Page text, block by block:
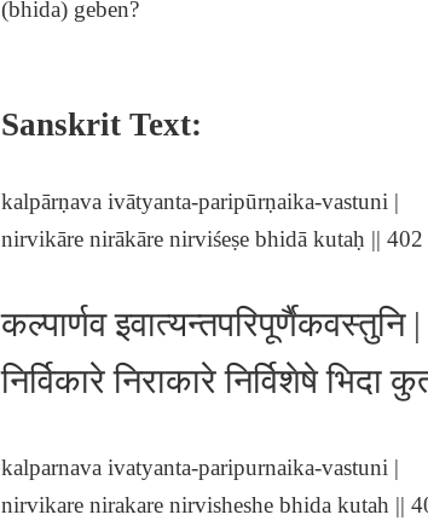
(bhida) geben?
Sanskrit Text:
kalpārṇava ivātyanta-paripūrṇaika-vastuni |
nirvikāre nirākāre nirviśeṣe bhidā kutaḥ || 402
कल्पार्णव इवात्यन्तपरिपूर्णैकवस्तुनि |
निर्विकारे निराकारे निर्विशेषे भिदा
kalparnava ivatyanta-paripurnaika-vastuni |
nirvikare nirakare nirvisheshe bhida kutah ||